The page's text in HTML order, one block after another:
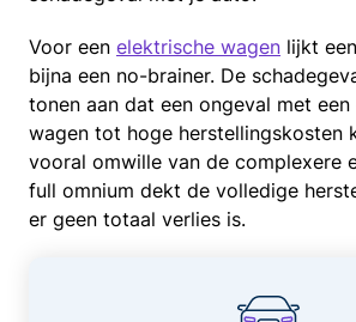
Voor een elektrische wagen lijkt
bijna een no-brainer. De
tonen aan dat een ongeval met
wagen tot hoge herstellingskosten
vooral omwille van de complexere
full omnium dekt de volledige
er geen totaal verlies is.